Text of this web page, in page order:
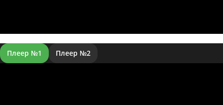
Плеер №1 Плеер №2